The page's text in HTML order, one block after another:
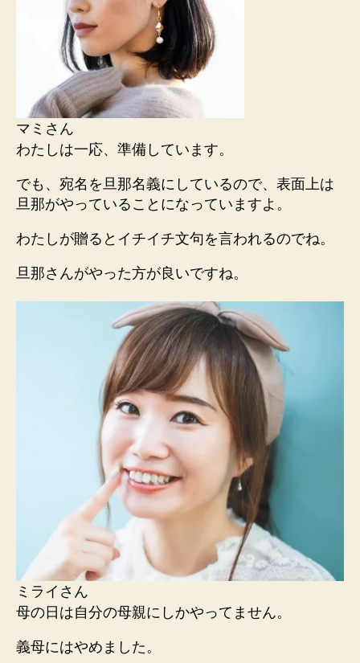
マミさん
わたしは一応、準備しています。
でも、宛名を旦那名義にしているので、表面上は
旦那がやっていることになっていますよ。
わたしが贈るとイチイチ文句を言われるのでね。
旦那さんがやった方が良いですね。
ミライさん
母の日は自分の母親にしかやってません。
義母にはやめました。